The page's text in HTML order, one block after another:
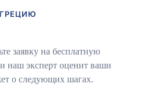
заявку на бесплатную
наш эксперт оценит ваши
о следующих шагах.